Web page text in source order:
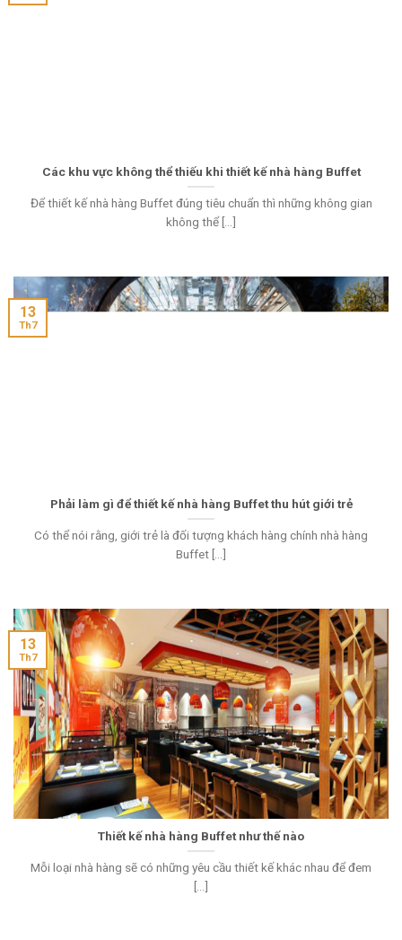
Các khu vực không thể thiếu khi thiết kế nhà hàng Buffet
Để thiết kế nhà hàng Buffet đúng tiêu chuẩn thì những không gian
không thể [...]
Phải làm gì để thiết kế nhà hàng Buffet thu hút giới trẻ
Có thể nói rằng, giới trẻ là đối tượng khách hàng chính nhà hàng
Buffet [...]
13
Th7
Thiết kế nhà hàng Buffet như thế nào
Mỗi loại nhà hàng sẽ có những yêu cầu thiết kế khác nhau để đem
[...]
13
Th7